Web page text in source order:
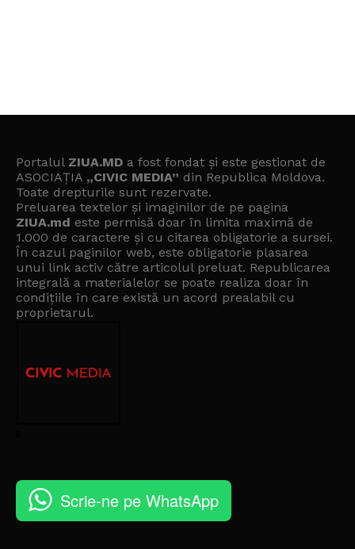
Portalul ZIUA.MD a fost fondat și este gestionat de
ASOCIAȚIA „CIVIC MEDIA” din Republica Moldova.
Toate drepturile sunt rezervate.
Preluarea textelor și imaginilor de pe pagina
ZIUA.md este permisă doar în limita maximă de
1.000 de caractere și cu citarea obligatorie a sursei.
În cazul paginilor web, este obligatorie plasarea
unui link activ către articolul preluat. Republicarea
integrală a materialelor se poate realiza doar în
condițiile în care există un acord prealabil cu
proprietarul.
Scrie-ne pe WhatsApp